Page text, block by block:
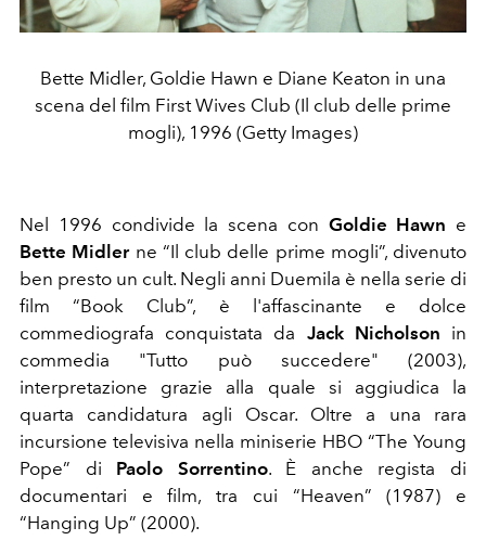
Bette Midler, Goldie Hawn e Diane Keaton in una
scena del film First Wives Club (Il club delle prime
mogli), 1996 (Getty Images)
Nel 1996 condivide la scena con Goldie Hawn e
Bette Midlerne “Il club delle prime mogli”, divenuto
ben presto un cult. Negli anni Duemila è nella serie di
film “Book Club”, è l'affascinante e dolce
commediografa conquistata da Jack Nicholson in
commedia "Tutto può succedere" (2003),
interpretazione grazie alla quale si aggiudica la
quarta candidatura agli Oscar. Oltre a una rara
incursione televisiva nella miniserie HBO “The Young
Pope” di Paolo Sorrentino. È anche regista di
documentari e film, tra cui “Heaven” (1987) e
“Hanging Up” (2000).